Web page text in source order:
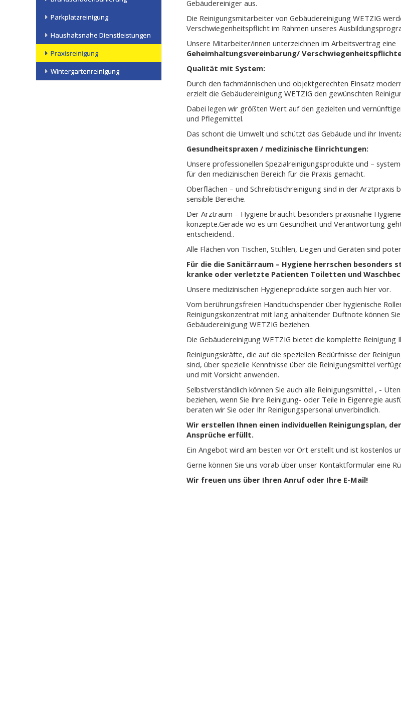
Parkplatzreinigung
Haushaltsnahe Dienstleistungen
Praxisreinigung
Wintergartenreinigung
Gebäudereiniger aus.
Die Reinigungsmitarbeiter von Gebäudereinigung WETZIG
Verschwiegenheitspflicht im Rahmen unseres
Unsere Mitarbeiter/innen unterzeichnen im Arbeitsvertrag eine
Geheimhaltungsvereinbarung/
Qualität mit System:
Durch den fachmännischen und objektgerechten Einsatz
erzielt die Gebäudereinigung WETZIG den gewünschten
Dabei legen wir größten Wert auf den gezielten und
und Pflegemittel.
Das schont die Umwelt und schützt das Gebäude und ihr
Gesundheitspraxen / medizinische Einrichtungen:
Unsere professionellen Spezialreinigungsprodukte und –
für den medizinischen Bereich für die Praxis gemacht.
Oberflächen – und Schreibtischreinigung sind in der Arztpraxis
sensible Bereiche.
Der Arztraum – Hygiene braucht besonders praxisnahe
konzepte.Gerade wo es um Gesundheit und Verantwortung
entscheidend..
Alle Flächen von Tischen, Stühlen, Liegen und Geräten sind
Für die die Sanitärraum – Hygiene herrschen besonders
kranke oder verletzte Patienten Toiletten und
Unsere medizinischen Hygieneprodukte sorgen auch hier vor.
Vom berührungsfreien Handtuchspender über hygienische
Reinigungskonzentrat mit lang anhaltender Duftnote können
Gebäudereinigung WETZIG beziehen.
Die Gebäudereinigung WETZIG bietet die komplette Reinigung
Reinigungskräfte, die auf die speziellen Bedürfnisse der
sind, über spezielle Kenntnisse über die Reinigungsmittel
und mit Vorsicht anwenden.
Selbstverständlich können Sie auch alle Reinigungsmittel , -
beziehen, wenn Sie Ihre Reinigung- oder Teile in Eigenregie
beraten wir Sie oder Ihr Reinigungspersonal unverbindlich.
Wir erstellen Ihnen einen individuellen Reinigungsplan,
Ansprüche erfüllt.
Ein Angebot wird am besten vor Ort erstellt und ist kostenlos
Gerne können Sie uns vorab über unser Kontaktformular eine
Wir freuen uns über Ihren Anruf oder Ihre E-Mail!